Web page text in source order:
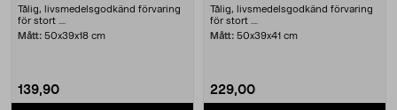
Tålig, livsmedelsgodkänd förvaring
för stort ....
Mått: 50x39x18 cm
139,90
Tålig, livsmedelsgodkänd förvaring
för stort ....
Mått: 50x39x41 cm
229,00